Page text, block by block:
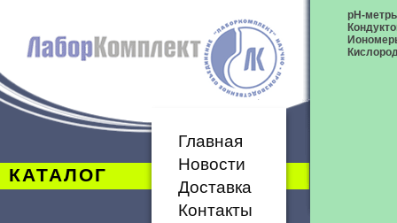
КАТАЛОГ
Главная
Новости
Доставка
Контакты
pH-